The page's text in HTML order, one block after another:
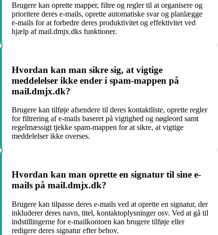
Brugere kan oprette mapper, filtre og regler til at organisere og
prioritere deres e-mails, oprette automatiske svar og planlægge
e-mails for at forbedre deres produktivitet og effektivitet ved
hjælp af mail.dmjx.dks funktioner.
Hvordan kan man sikre sig, at vigtige
meddelelser ikke ender i spam-mappen på
mail.dmjx.dk?
Brugere kan tilføje afsendere til deres kontaktliste, oprette regler
for filtrering af e-mails baseret på vigtighed og nøgleord samt
regelmæssigt tjekke spam-mappen for at sikre, at vigtige
meddelelser ikke overses.
Hvordan kan man oprette en signatur til sine e-
mails på mail.dmjx.dk?
Brugere kan tilpasse deres e-mails ved at oprette en signatur, der
inkluderer deres navn, titel, kontaktoplysninger osv. Ved at gå til
indstillingerne for e-mailkontoen kan brugere tilføje eller
redigere deres signatur efter behov.